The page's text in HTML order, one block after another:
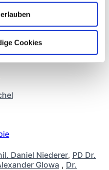
Cookies
2
Daniel Niederer, PD Dr.
Glowa , Dr.